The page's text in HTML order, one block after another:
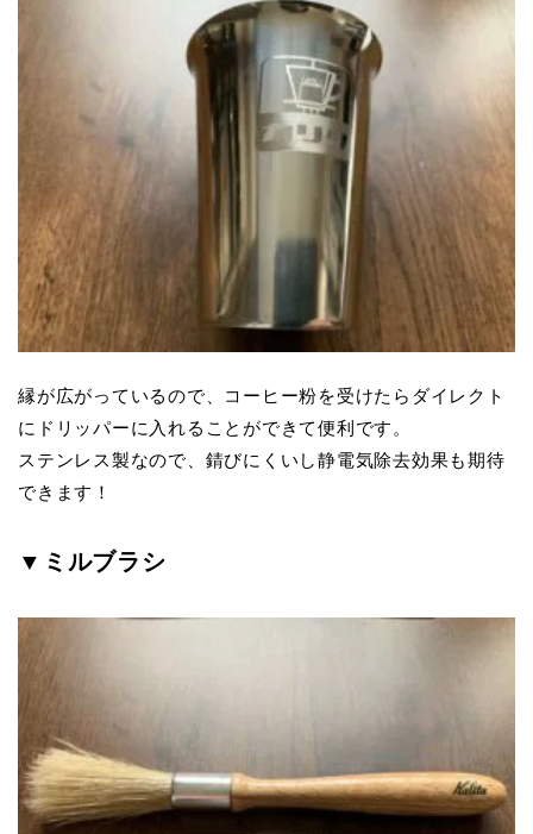
縁が広がっているので、コーヒー粉を受けたらダイレクト
にドリッパーに入れることができて便利です。
ステンレス製なので、錆びにくいし静電気除去効果も期待
できます！
▼ミルブラシ